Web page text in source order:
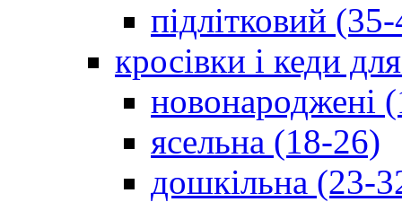
підлітковий
кросівки і кеди
новонароджені
ясельна (18-26)
дошкільна (23-